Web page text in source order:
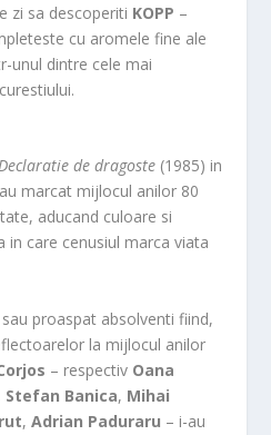
zi sa descoperiti KOPP –
cu aromele fine ale
unul dintre cele mai
de dragoste (1985) in
au marcat mijlocul anilor 80
aducand culoare si
care cenusiul marca viata
proaspat absolventi fiind,
la mijlocul anilor
– respectiv Oana
Stefan Banica, Mihai
,Adrian Paduraru – i-au